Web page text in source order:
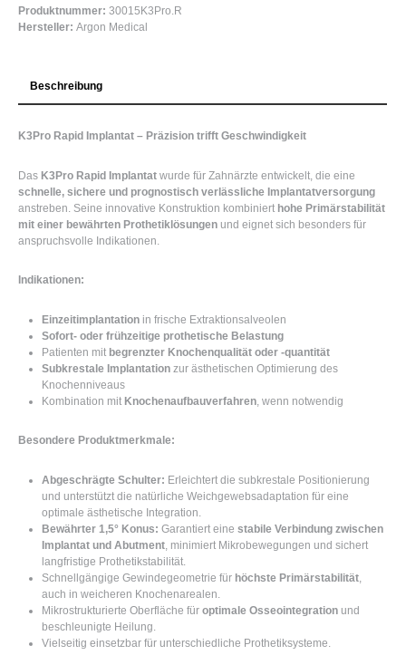
Produktnummer: 30015K3Pro.R
Hersteller: Argon Medical
Beschreibung
K3Pro Rapid Implantat – Präzision trifft Geschwindigkeit
Das K3Pro Rapid Implantat wurde für Zahnärzte entwickelt, die eine
schnelle, sichere und prognostisch verlässliche Implantatversorgung
anstreben. Seine innovative Konstruktion kombiniert hohe Primärstabilität
mit einer bewährten Prothetiklösungen und eignet sich besonders für
anspruchsvolle Indikationen.
Indikationen:
Einzeitimplantationin frische Extraktionsalveolen
Sofort- oder frühzeitige prothetische Belastung
Patienten mit begrenzter Knochenqualität oder -quantität
Subkrestale Implantationzur ästhetischen Optimierung des
Knochenniveaus
Kombination mit Knochenaufbauverfahren, wenn notwendig
Besondere Produktmerkmale:
Abgeschrägte Schulter: Erleichtert die subkrestale Positionierung
und unterstützt die natürliche Weichgewebsadaptation für eine
optimale ästhetische Integration.
Bewährter 1,5° Konus: Garantiert eine stabile Verbindung zwischen
Implantat und Abutment, minimiert Mikrobewegungen und sichert
langfristige Prothetikstabilität.
Schnellgängige Gewindegeometrie für höchste Primärstabilität,
auch in weicheren Knochenarealen.
Mikrostrukturierte Oberfläche für optimale Osseointegrationund
beschleunigte Heilung.
Vielseitig einsetzbar für unterschiedliche Prothetiksysteme.